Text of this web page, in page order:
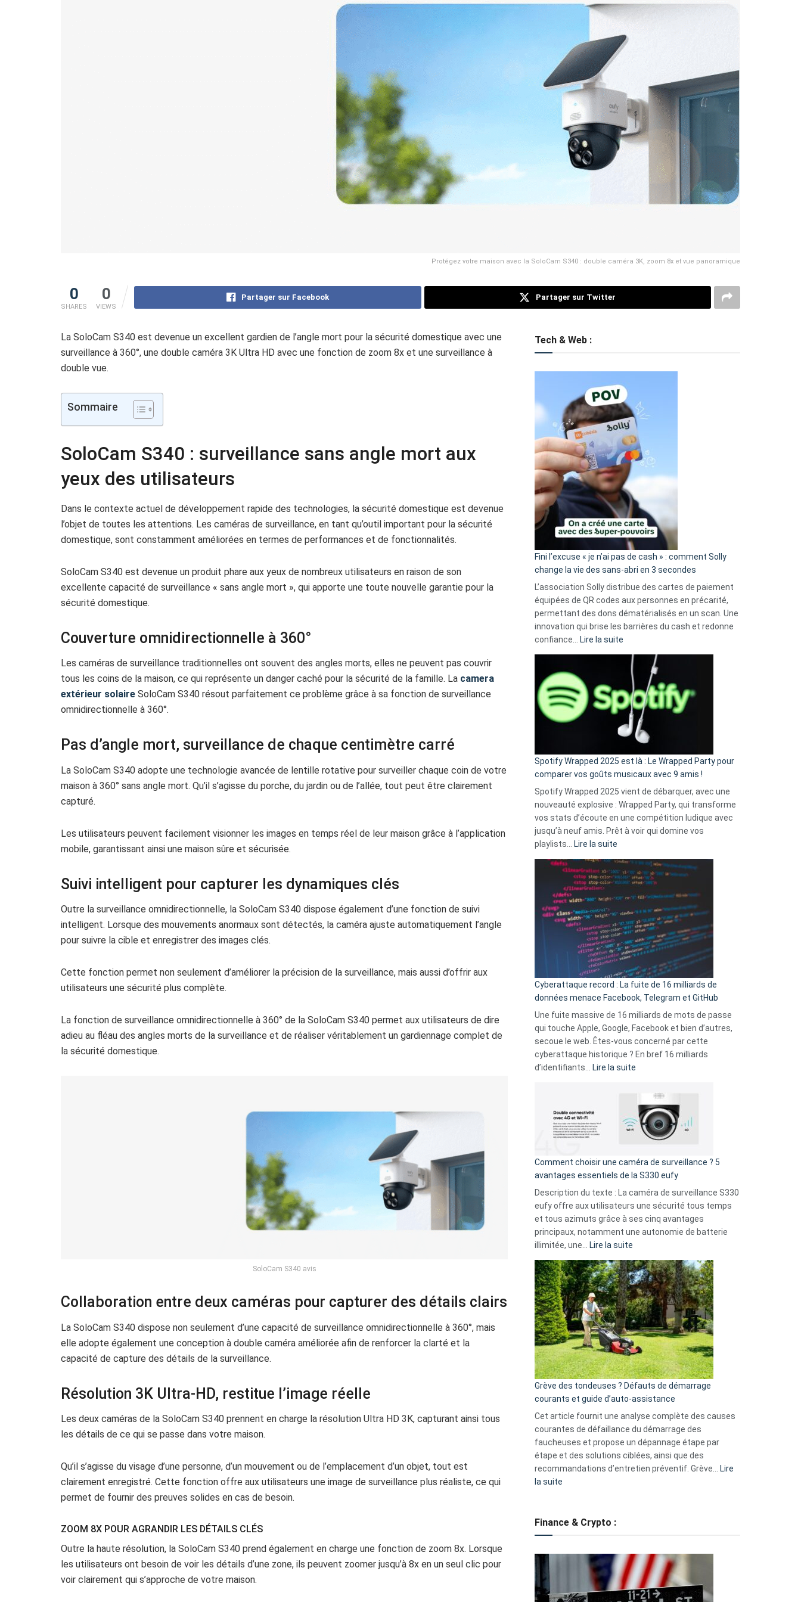
Protégez votre maison avec la SoloCam S340 : double caméra 3K, zoom 8x et vue panoramique
0
SHARES
0
VIEWS
Partager sur Facebook Partager sur Twitter
La SoloCam S340 est devenue un excellent gardien de l’angle mort pour la sécurité domestique avec une
surveillance à 360°, une double caméra 3K Ultra HD avec une fonction de zoom 8x et une surveillance à
double vue.
Sommaire
SoloCam S340 : surveillance sans angle mort aux
yeux des utilisateurs
Dans le contexte actuel de développement rapide des technologies, la sécurité domestique est devenue
l’objet de toutes les attentions. Les caméras de surveillance, en tant qu’outil important pour la sécurité
domestique, sont constamment améliorées en termes de performances et de fonctionnalités.
SoloCam S340 est devenue un produit phare aux yeux de nombreux utilisateurs en raison de son
excellente capacité de surveillance « sans angle mort », qui apporte une toute nouvelle garantie pour la
sécurité domestique.
Couverture omnidirectionnelle à 360°
Les caméras de surveillance traditionnelles ont souvent des angles morts, elles ne peuvent pas couvrir
tous les coins de la maison, ce qui représente un danger caché pour la sécurité de la famille. La camera
extérieur solaire SoloCam S340 résout parfaitement ce problème grâce à sa fonction de surveillance
omnidirectionnelle à 360°.
Pas d’angle mort, surveillance de chaque centimètre carré
La SoloCam S340 adopte une technologie avancée de lentille rotative pour surveiller chaque coin de votre
maison à 360° sans angle mort. Qu’il s’agisse du porche, du jardin ou de l’allée, tout peut être clairement
capturé.
Les utilisateurs peuvent facilement visionner les images en temps réel de leur maison grâce à l’application
mobile, garantissant ainsi une maison sûre et sécurisée.
Suivi intelligent pour capturer les dynamiques clés
Outre la surveillance omnidirectionnelle, la SoloCam S340 dispose également d’une fonction de suivi
intelligent. Lorsque des mouvements anormaux sont détectés, la caméra ajuste automatiquement l’angle
pour suivre la cible et enregistrer des images clés.
Cette fonction permet non seulement d’améliorer la précision de la surveillance, mais aussi d’offrir aux
utilisateurs une sécurité plus complète.
La fonction de surveillance omnidirectionnelle à 360° de la SoloCam S340 permet aux utilisateurs de dire
adieu au fléau des angles morts de la surveillance et de réaliser véritablement un gardiennage complet de
la sécurité domestique.
SoloCam S340 avis
Collaboration entre deux caméras pour capturer des détails clairs
La SoloCam S340 dispose non seulement d’une capacité de surveillance omnidirectionnelle à 360°, mais
elle adopte également une conception à double caméra améliorée afin de renforcer la clarté et la
capacité de capture des détails de la surveillance.
Résolution 3K Ultra-HD, restitue l’image réelle
Les deux caméras de la SoloCam S340 prennent en charge la résolution Ultra HD 3K, capturant ainsi tous
les détails de ce qui se passe dans votre maison.
Qu’il s’agisse du visage d’une personne, d’un mouvement ou de l’emplacement d’un objet, tout est
clairement enregistré. Cette fonction offre aux utilisateurs une image de surveillance plus réaliste, ce qui
permet de fournir des preuves solides en cas de besoin.
ZOOM 8X POUR AGRANDIR LES DÉTAILS CLÉS
Outre la haute résolution, la SoloCam S340 prend également en charge une fonction de zoom 8x. Lorsque
les utilisateurs ont besoin de voir les détails d’une zone, ils peuvent zoomer jusqu’à 8x en un seul clic pour
voir clairement qui s’approche de votre maison.
Tech & Web :
Fini l’excuse « je n’ai pas de cash » : comment Solly
change la vie des sans-abri en 3 secondes
L’association Solly distribue des cartes de paiement
équipées de QR codes aux personnes en précarité,
permettant des dons dématérialisés en un scan. Une
innovation qui brise les barrières du cash et redonne
confiance… Lire la suite
Fini
l’excuse
je
n’ai
pas
de
cash
»
Solly
change
la
vie
sans-
abri
en
3
secondes
Spotify Wrapped 2025 est là : Le Wrapped Party pour
comparer vos goûts musicaux avec 9 amis !
Spotify Wrapped 2025 vient de débarquer, avec une
nouveauté explosive : Wrapped Party, qui transforme
vos stats d’écoute en une compétition ludique avec
jusqu’à neuf amis. Prêt à voir qui domine vos
playlists… Lire la suite
Spotify
Wrapped
2025
est
:
Le
Wrapped
Party
pour
comparer
vos
goûts
musicaux
avec
9
amis
Cyberattaque record : La fuite de 16 milliards de
données menace Facebook, Telegram et GitHub
Une fuite massive de 16 milliards de mots de passe
qui touche Apple, Google, Facebook et bien d’autres,
secoue le web. Êtes-vous concerné par cette
cyberattaque historique ? En bref 16 milliards
d’identifiants… Lire la suite
record
La
fuite
16
milliards
données
menace
Facebook,
Telegram
GitHub
Comment choisir une caméra de surveillance ? 5
avantages essentiels de la S330 eufy
Description du texte : La caméra de surveillance S330
eufy offre aux utilisateurs une sécurité tous temps
et tous azimuts grâce à ses cinq avantages
principaux, notamment une autonomie de batterie
illimitée, une… Lire la suite
Comment
choisir
une
caméra
de
surveillance
?
5
avantages
essentiels
de
la
S330
eufy
Grève des tondeuses ? Défauts de démarrage
courants et guide d’auto-assistance
Cet article fournit une analyse complète des causes
courantes de défaillance du démarrage des
faucheuses et propose un dépannage étape par
étape et des solutions ciblées, ainsi que des
recommandations d’entretien préventif. Grève… Lire
la suite
tondeuses
démarrage
courants
et
Finance & Crypto :